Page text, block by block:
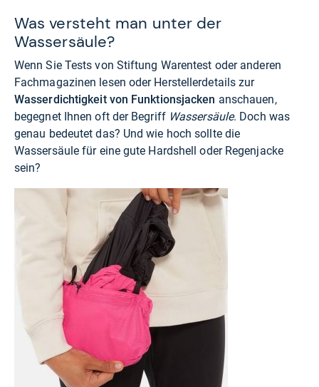
Was versteht man unter der
Wassersäule?
Wenn Sie Tests von Stiftung Warentest oder anderen
Fachmagazinen lesen oder Herstellerdetails zur
Wasserdichtigkeit von Funktionsjacken anschauen,
begegnet Ihnen oft der Begriff Wassersäule. Doch was
genau bedeutet das? Und wie hoch sollte die
Wassersäule für eine gute Hardshell oder Regenjacke
sein?